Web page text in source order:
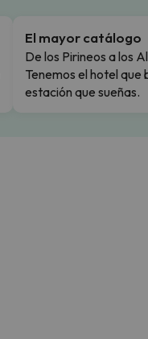
El mayor catálogo
De los Pirineos a los
Tenemos el hotel que
estación que sueñas.